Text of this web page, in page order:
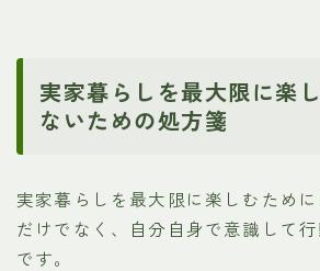
実家暮らしを最大限に楽
ないための処方箋
実家暮らしを最大限に楽しむため
だけでなく、自分自身で意識して
です。